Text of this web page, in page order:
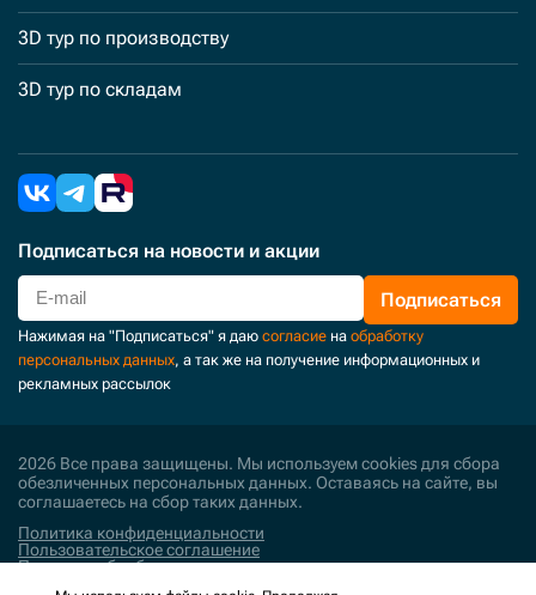
3D тур по производству
3D тур по складам
Подписаться на новости и акции
Подписаться
Нажимая на "Подписаться" я даю согласие на обработку
персональных данных, а так же на получение информационных и
рекламных рассылок
2026 Все права защищены. Мы используем cookies для сбора
обезличенных персональных данных. Оставаясь на сайте, вы
соглашаетесь на сбор таких данных.
Политика конфиденциальности
Пользовательское соглашение
Политика обработки персональных данных